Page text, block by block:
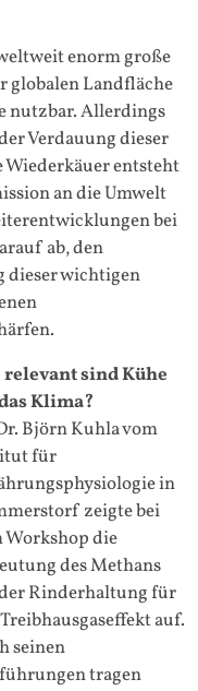
enorm große
globalen Landfläche
nutzbar. Allerdings
Verdauung dieser
entsteht
an die Umwelt
bei
ab, den
wichtigen
relevant sind Kühe
Klima?
Björn Kuhla vom
für
in
zeigte bei
Workshop die
des Methans
Rinderhaltung für
auf.
seinen
tragen